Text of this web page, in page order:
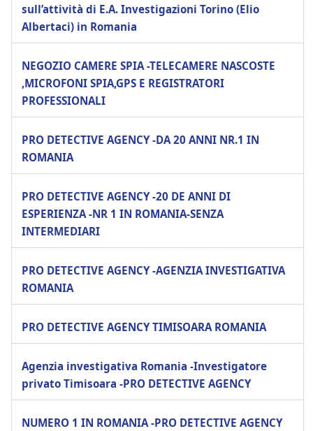
sull’attività di E.A. Investigazioni Torino (Elio
Albertaci) in Romania
NEGOZIO CAMERE SPIA -TELECAMERE NASCOSTE
,MICROFONI SPIA,GPS E REGISTRATORI
PROFESSIONALI
PRO DETECTIVE AGENCY -DA 20 ANNI NR.1 IN
ROMANIA
PRO DETECTIVE AGENCY -20 DE ANNI DI
ESPERIENZA -NR 1 IN ROMANIA-SENZA
INTERMEDIARI
PRO DETECTIVE AGENCY -AGENZIA INVESTIGATIVA
ROMANIA
PRO DETECTIVE AGENCY TIMISOARA ROMANIA
Agenzia investigativa Romania -Investigatore
privato Timisoara -PRO DETECTIVE AGENCY
NUMERO 1 IN ROMANIA -PRO DETECTIVE AGENCY